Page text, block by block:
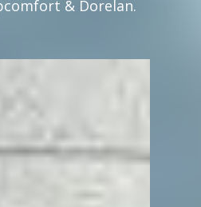
& Dorelan.